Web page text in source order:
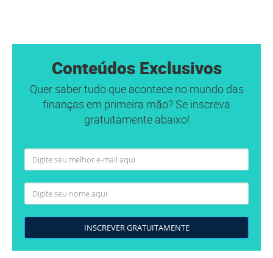
Conteúdos Exclusivos
Quer saber tudo que acontece no mundo das
finanças em primeira mão? Se inscreva
gratuitamente abaixo!
INSCREVER GRATUITAMENTE